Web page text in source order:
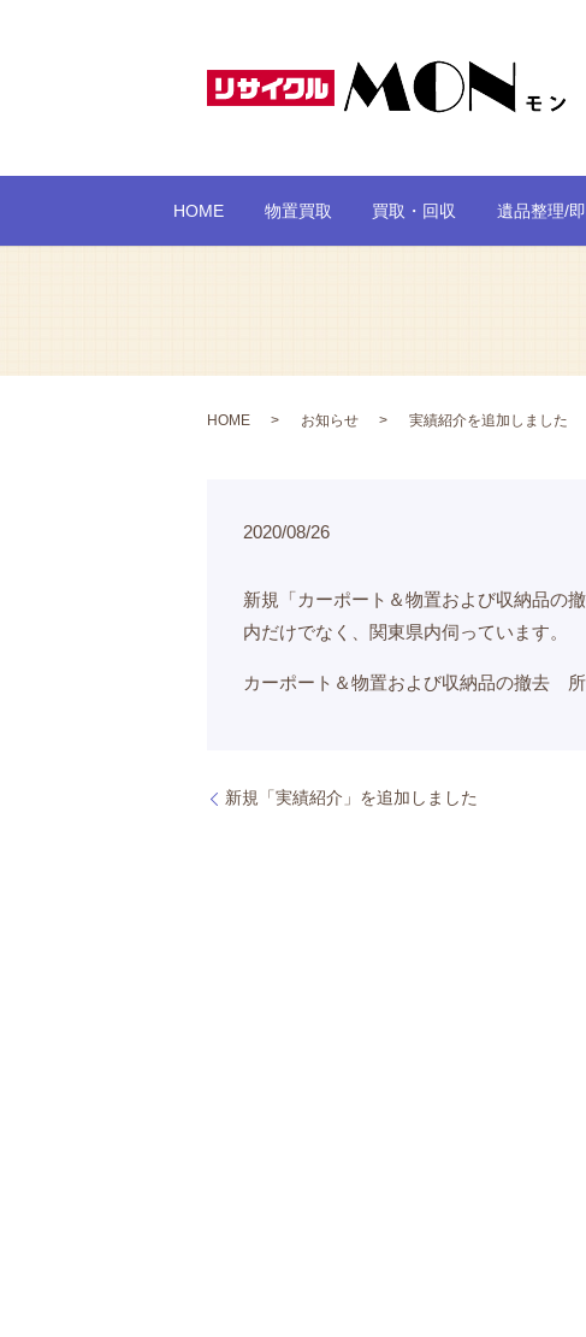
HOME 物置買取 買取・回収 遺品整理/
HOME お知らせ 実績紹介を追加しました
2020/08/26
新規「カーポート＆物置および収納品の
内だけでなく、関東県内伺っています。
カーポート＆物置および収納品の撤去
新規「実績紹介」を追加しました